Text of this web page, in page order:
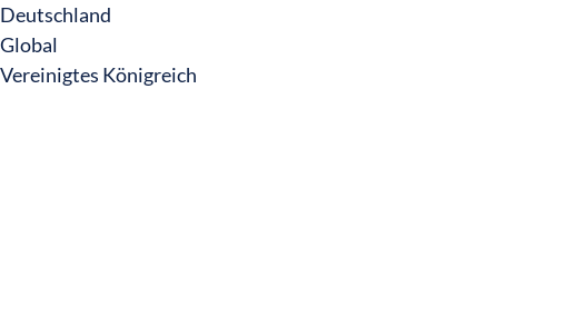
Deutschland
Global
Vereinigtes Königreich